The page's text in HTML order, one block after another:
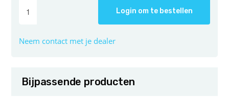
Login om te bestellen
Neem contact met je dealer
Bijpassende producten